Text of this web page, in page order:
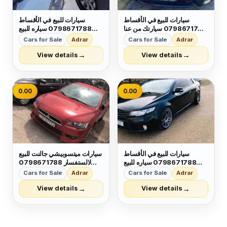
سيارات للبيع في الأقساط
0798671788 سياره للبيع
بدفعه أولى ميسرا واقساط
شهريه بحق الموصلات
لالستفسار 0798671788
Cars for Sale Adrar
View details →
سيارات للبيع في الأقساط
0798671788 سيارتك من عنا
وبدفعه مريحه وبالاقساط يتوفر
لدينا جميع انواع السيارات و
مختلف الموديلات لالستفسار
0798671788
Cars for Sale Adrar
View details →
0.00
سيارات ميتسوبيشي جالنت للبيع
لالستفسار 0798671788
بدفعات قليله واقساط قليله ب
بتبلش من ١٧٠دينار
Cars for Sale Adrar
View details →
0.00
سيارات للبيع في الأقساط
0798671788 سياره للبيع
بدفعه أولى ميسرا واقساط
شهريه 🔑 لالستفسار
0798671788 📞
Cars for Sale Adrar
View details →